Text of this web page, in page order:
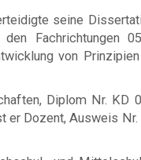
seine
Fachrichtungen
von
Diplom Nr. KD
Dozent, Ausweis